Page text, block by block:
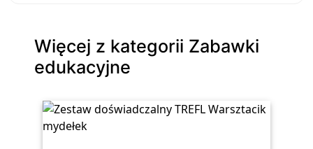
Więcej z kategorii Zabawki
edukacyjne